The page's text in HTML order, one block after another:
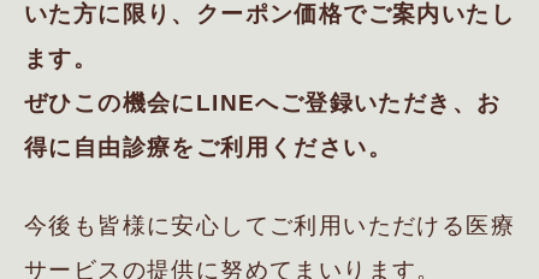
いた方に限り、クーポン価格でご案内いたし
ます。
ぜひこの機会にLINEへご登録いただき、お
得に自由診療をご利用ください。
今後も皆様に安心してご利用いただける医療
サービスの提供に努めてまいります。